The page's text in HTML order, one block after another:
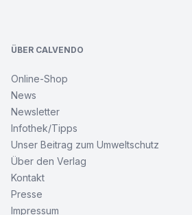
ÜBER CALVENDO
Online-Shop
News
Newsletter
Infothek/Tipps
Unser Beitrag zum Umweltschutz
Über den Verlag
Kontakt
Presse
Impressum